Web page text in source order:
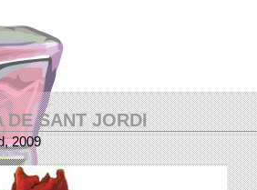
DE SANT JORDI
2009